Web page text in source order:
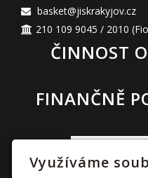
basket@jiskrakyjov.cz
210 109 9045 / 2010
ČINNOST
FINANČNĚ
Využíváme